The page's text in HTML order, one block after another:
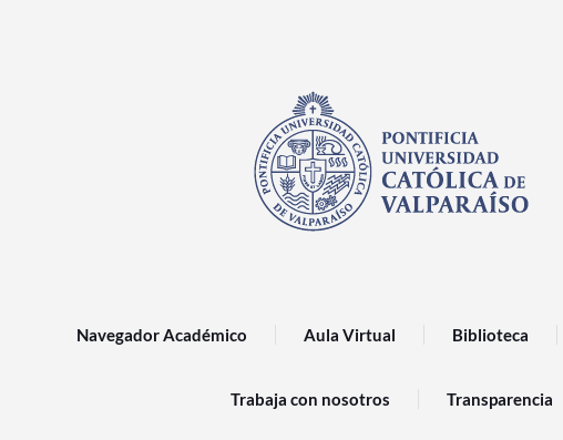
Navegador Académico Aula Virtual Biblioteca
Trabaja con nosotros Transparencia